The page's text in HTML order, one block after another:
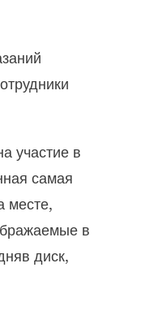
участие в
самая
месте,
в
диск,